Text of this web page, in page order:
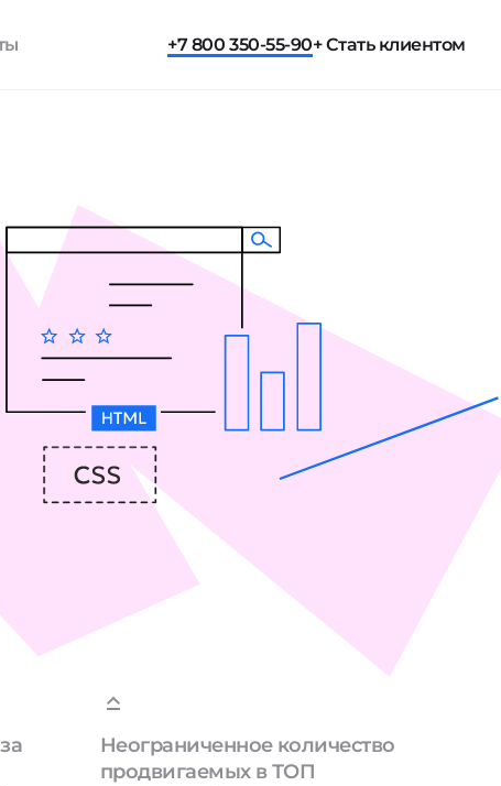
+7 800 350-55-90+ Стать клиентом
Неограниченное количество
продвигаемых в ТОП